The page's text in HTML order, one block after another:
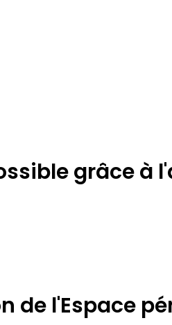
grâce à
de l'Espace